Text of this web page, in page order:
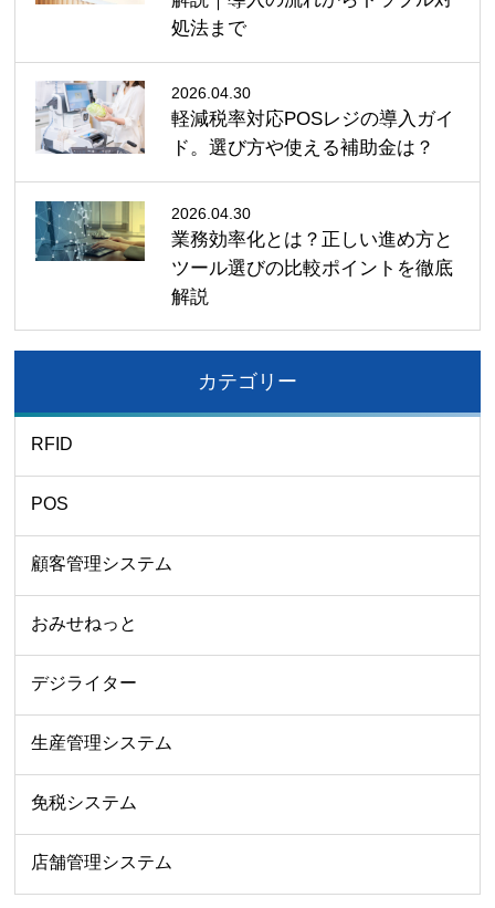
処法まで
2026.04.30
軽減税率対応POSレジの導入ガイ
ド。選び方や使える補助金は？
2026.04.30
業務効率化とは？正しい進め方と
ツール選びの比較ポイントを徹底
解説
カテゴリー
RFID
POS
顧客管理システム
おみせねっと
デジライター
生産管理システム
免税システム
店舗管理システム